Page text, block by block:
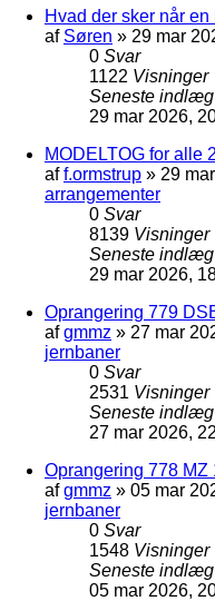
Hvad der sker når
af Søren » 29 mar
0 Svar
1122 Visninger
Seneste indlæg
29 mar 2026,
MODELTOG for alle
aff.ormstrup » 29
arrangementer
0 Svar
8139 Visninger
Seneste indlæg
29 mar 2026,
Oprangering 779
afgmmz » 27 mar
jernbaner
0 Svar
2531 Visninger
Seneste indlæg
27 mar 2026,
Oprangering 778
afgmmz » 05 mar
jernbaner
0 Svar
1548 Visninger
Seneste indlæg
05 mar 2026,